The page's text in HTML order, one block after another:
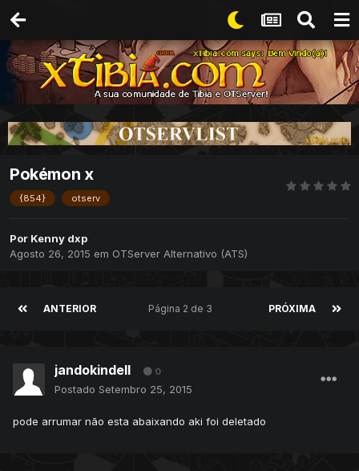
Pokémon x
{854} otserv
Por Kenny dxp
Agosto 26, 2015 em OTServer Alternativo (ATS)
ANTERIOR PRÓXIMA
Página 2 de 3
jandokindell 0
Postado Setembro 25, 2015
pode arrumar não esta abaixando aki foi deletado